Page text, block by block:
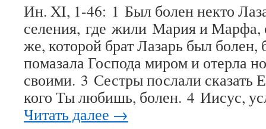
Ин. XI, 1-46: 1 Был болен некто
селения, где жили Мария и Марфа,
же, которой брат Лазарь был болен,
помазала Господа миром и отерла
своими. 3 Сестры послали сказать
кого Ты любишь, болен. 4 Иисус,
Читать далее →